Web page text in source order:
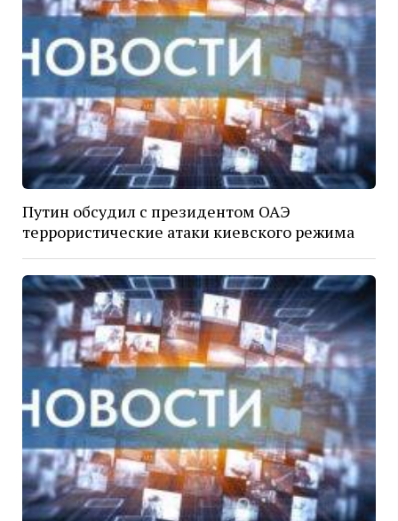
Путин обсудил с президентом ОАЭ
террористические атаки киевского режима